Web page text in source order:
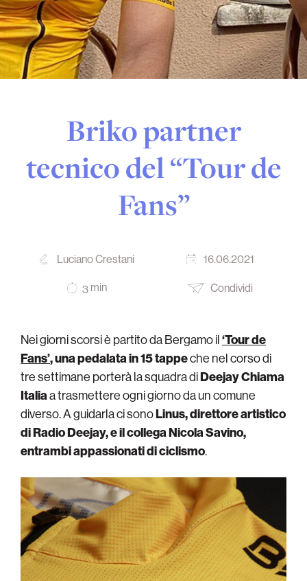
Briko partner
tecnico del “Tour de
Fans”
Luciano Crestani 16.06.2021
3 min Condividi
Nei giorni scorsi è partito da Bergamo il‘Tour de
Fans’, una pedalata in 15 tappeche nel corso di
tre settimane porterà la squadra diDeejay Chiama
Italiaa trasmettere ogni giorno da un comune
diverso. A guidarla ci sonoLinus, direttore artistico
di Radio Deejay, e il collega Nicola Savino,
entrambi appassionati di ciclismo.